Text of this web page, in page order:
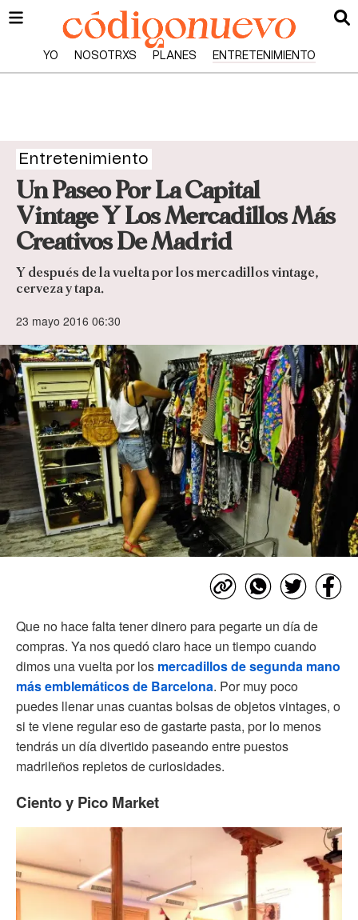
YO NOSOTRXS PLANES ENTRETENIMIENTO
Entretenimiento
Un Paseo Por La Capital
Vintage Y Los Mercadillos Más
Creativos De Madrid
Y después de la vuelta por los mercadillos vintage,
cerveza y tapa.
23 mayo 2016 06:30
Que no hace falta tener dinero para pegarte un día de
compras. Ya nos quedó claro hace un tiempo cuando
dimos una vuelta por los mercadillos de segunda mano
más emblemáticos de Barcelona. Por muy poco
puedes llenar unas cuantas bolsas de objetos vintages, o
si te viene regular eso de gastarte pasta, por lo menos
tendrás un día divertido paseando entre puestos
madrileños repletos de curiosidades.
Ciento y Pico Market